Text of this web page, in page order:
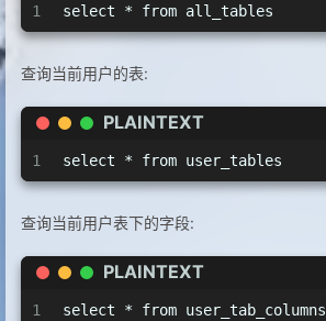
1 select * from all_tables
查询当前用户的表:
PLAINTEXT
1 select * from user_tables
查询当前用户表下的字段:
PLAINTEXT
1 select * from user_tab_columns